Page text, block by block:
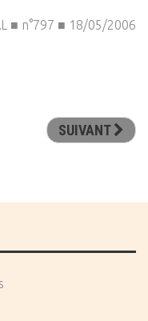
■ n°797 ■ 18/05/2006
SUIVANT